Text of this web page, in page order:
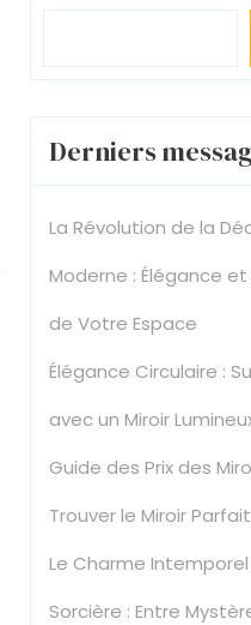
Derniers
La Révolution de la
Moderne : Élégance
de Votre Espace
Élégance Circulaire :
avec un Miroir
Guide des Prix des
Trouver le Miroir
Le Charme
Sorcière : Entre